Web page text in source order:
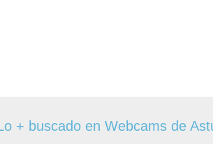
+ buscado en Webcams de